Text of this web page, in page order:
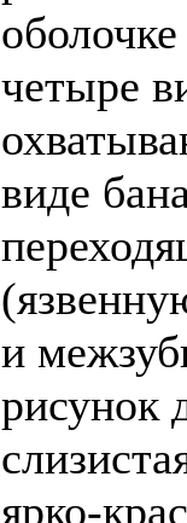
четыре
виде
и
рисунок
ярко-